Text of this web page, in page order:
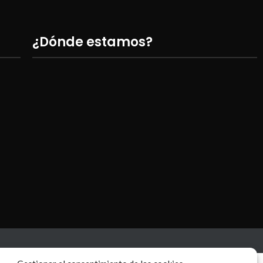
¿Dónde estamos?